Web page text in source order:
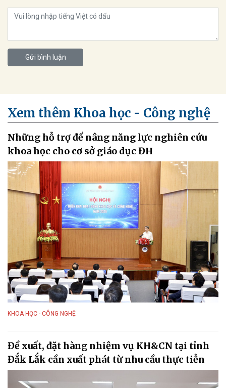
Gửi bình luận
Xem thêm Khoa học - Công nghệ
Những hỗ trợ để nâng năng lực nghiên cứu
khoa học cho cơ sở giáo dục ĐH
KHOA HỌC - CÔNG NGHỆ
Đề xuất, đặt hàng nhiệm vụ KH&CN tại tỉnh
Đắk Lắk cần xuất phát từ nhu cầu thực tiễn